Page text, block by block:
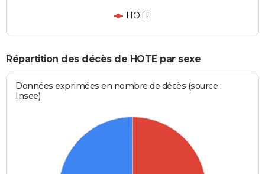
HOTE
Répartition des décès de HOTE par sexe
Données exprimées en nombre de décès (source :
Insee)